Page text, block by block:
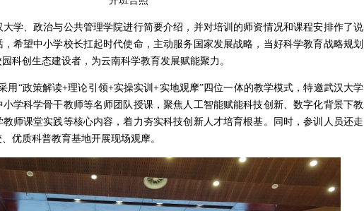
学、政治与公共管理学院进行简要介绍，并对培训的师资情况和课程安排作了说
希望中小学校长扛起时代使命，主动服务国家发展战略，当好科学教育战略规划
科创生态建设者，为云南科学教育发展赋能聚力。
用“政策解读+理论引领+实操实训+实地观摩”四位一体的教学模式，特邀武汉大学
学科学骨干教师等名师团队授课，聚焦人工智能赋能科技创新、数字化背景下教
师课堂实践等核心内容，着力夯实科技创新人才培育根基。同时，参训人员还走
优质科普教育基地开展现场观摩。